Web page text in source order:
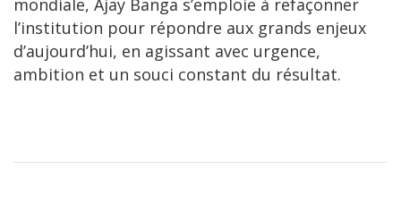
mondiale, Ajay Banga s’emploie à refaçonner
l’institution pour répondre aux grands enjeux
d’aujourd’hui, en agissant avec urgence,
ambition et un souci constant du résultat.